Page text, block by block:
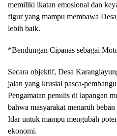
memiliki ikatan emosional dan
figur yang mampu membawa
lebih baik.
*​Bendungan Cipanas sebagai
​Secara objektif, Desa
jalan yang krusial pasca-
Pengamatan penulis di lapangan
bahwa masyarakat menaruh
Idar untuk mampu mengubah
ekonomi.